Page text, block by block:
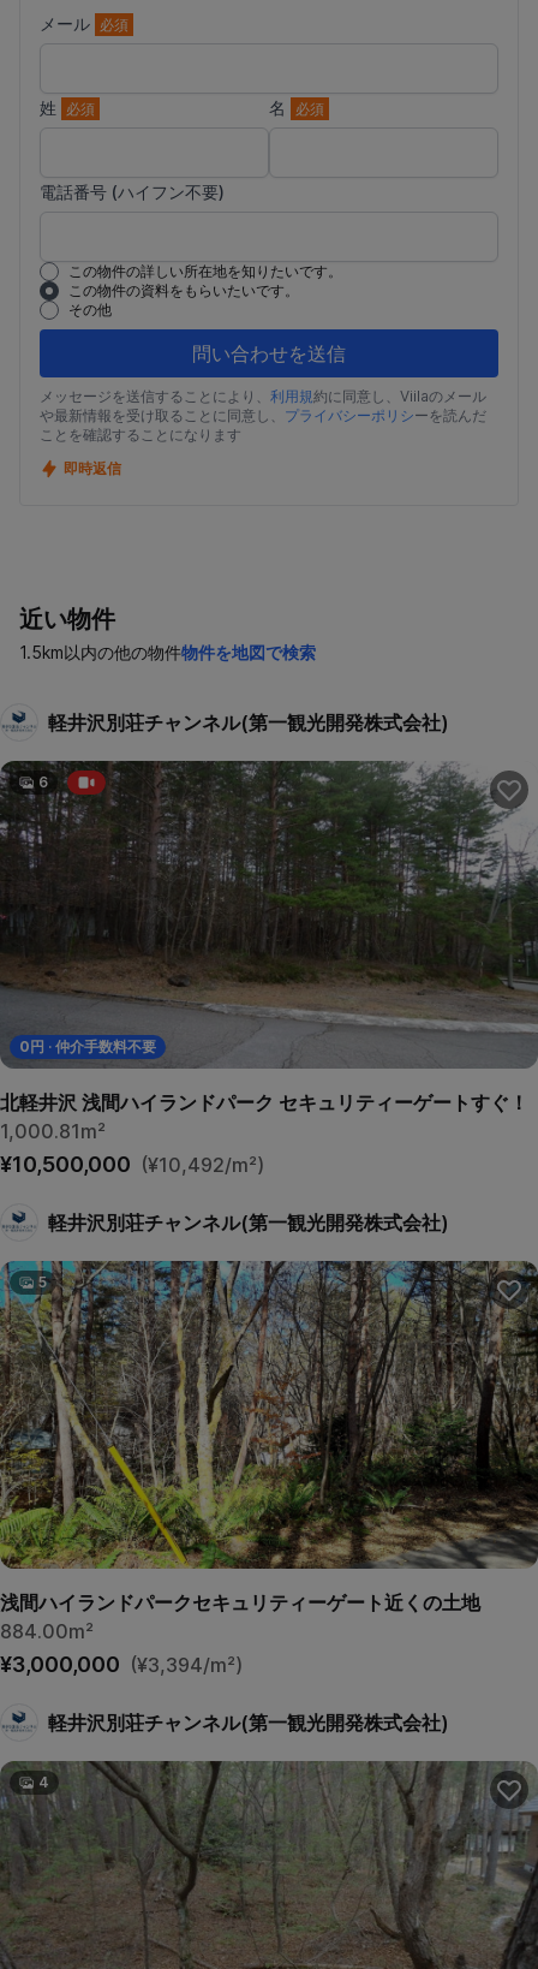
メール 必須
姓 必須 名 必須
電話番号 (ハイフン不要)
この物件の詳しい所在地を知りたいです。
この物件の資料をもらいたいです。
その他
問い合わせを送信
メッセージを送信することにより、 利用規約に同意し、Viilaのメール
や最新情報を受け取ることに同意し、 プライバシーポリシーを読んだ
ことを確認することになります
即時返信
近い物件
1.5km以内の他の物件物件を地図で検索
軽井沢別荘チャンネル(第一観光開発株式会社)
0 円 · 仲介手数料不要
6
北軽井沢 浅間ハイランドパーク セキュリティーゲートすぐ！
1,000.81m²
¥10,500,000 (¥10,492/m²)
軽井沢別荘チャンネル(第一観光開発株式会社)
5
浅間ハイランドパークセキュリティーゲート近くの土地
884.00m²
¥3,000,000 (¥3,394/m²)
軽井沢別荘チャンネル(第一観光開発株式会社)
4